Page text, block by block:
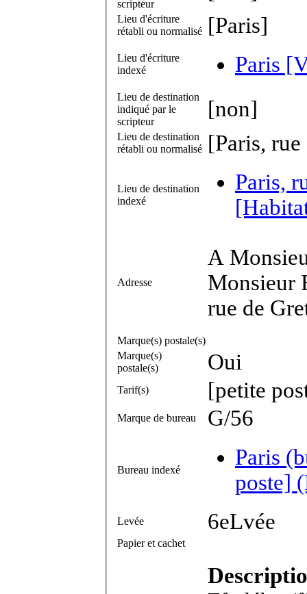
scripteur
Lieu d'écriture
rétabli ou normalisé [Paris]
Lieu d'écriture
indexé
Paris
Lieu de destination
indiqué par le
scripteur
[non]
Lieu de destination
rétabli ou normalisé [Paris,
Lieu de destination
indexé
Paris,
Adresse
A
Monsieur
rue de
Marque(s) postale(s)
Marque(s)
postale(s)
Oui
Tarif(s) [petite
Marque de bureau G/56
Bureau indexé
Paris
poste]
Levée 6eLvée
Papier et cachet